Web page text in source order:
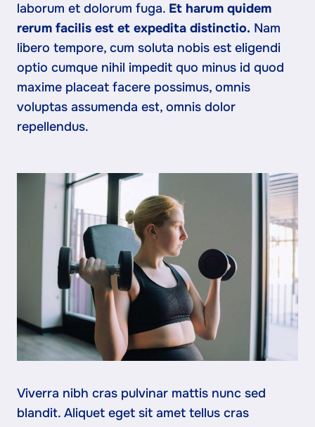
laborum et dolorum fuga. Et harum quidem
rerum facilis est et expedita distinctio. Nam
libero tempore, cum soluta nobis est eligendi
optio cumque nihil impedit quo minus id quod
maxime placeat facere possimus, omnis
voluptas assumenda est, omnis dolor
repellendus.
Viverra nibh cras pulvinar mattis nunc sed
blandit. Aliquet eget sit amet tellus cras